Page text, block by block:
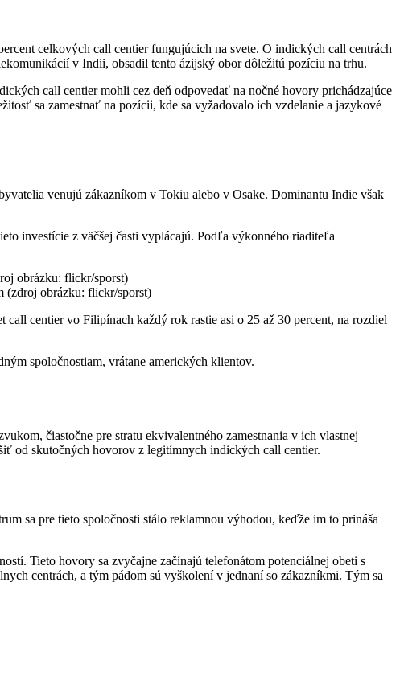
celkových call centier fungujúcich na svete. O indických call centrách
v Indii, obsadil tento ázijský obor dôležitú pozíciu na trhu.
call centier mohli cez deň odpovedať na nočné hovory prichádzajúce
sa zamestnať na pozícii, kde sa vyžadovalo ich vzdelanie a jazykové
venujú zákazníkom v Tokiu alebo v Osake. Dominantu Indie však
investície z väčšej časti vyplácajú. Podľa výkonného riaditeľa
(zdroj obrázku: flickr/sporst)
centier vo Filipínach každý rok rastie asi o 25 až 30 percent, na rozdiel
spoločnostiam, vrátane amerických klientov.
čiastočne pre stratu ekvivalentného zamestnania v ich vlastnej
od skutočných hovorov z legitímnych indických call centier.
sa pre tieto spoločnosti stálo reklamnou výhodou, keďže im to prináša
Tieto hovory sa zvyčajne začínajú telefonátom potenciálnej obeti s
centrách, a tým pádom sú vyškolení v jednaní so zákazníkmi. Tým sa